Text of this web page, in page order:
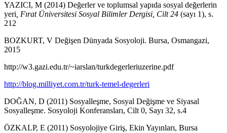
YAZICI, M (2014) Değerler ve toplumsal yapıda sosyal değerlerin
yeri , Fırat Üniversitesi Sosyal Bilimler Dergisi, Cilt 24 (sayı 1), s.
212
BOZKURT, V Değişen Dünyada Sosyoloji. Bursa, Osmangazi,
2015
http://w3.gazi.edu.tr/~iarslan/turkdegerleriuzerine.pdf
http://blog.milliyet.com.tr/turk-temel-degerleri
DOĞAN, D (2011) Sosyalleşme, Sosyal Değişme ve Siyasal
Sosyalleşme. Sosyoloji Konferansları, Cilt 0, Sayı 32, s.4
ÖZKALP, E (2011) Sosyolojiye Giriş, Ekin Yayınları, Bursa